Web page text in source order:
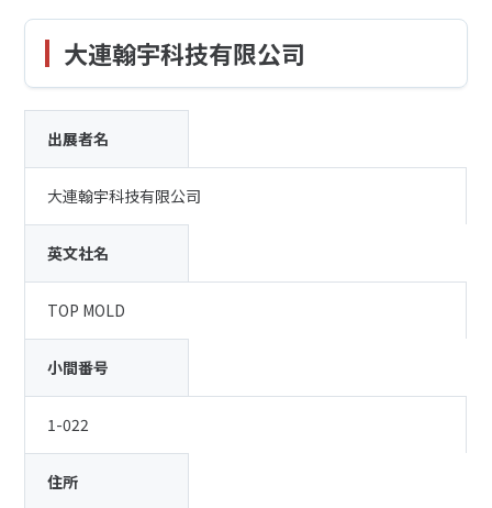
大連翰宇科技有限公司
出展者名
大連翰宇科技有限公司
英文社名
TOP MOLD
小間番号
1-022
住所